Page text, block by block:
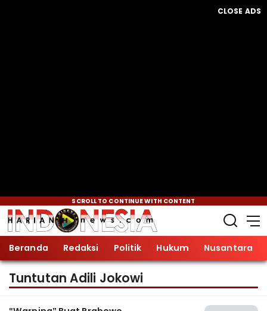
CLOSE ADS
SCROLL TO CONTINUE WITH CONTENT
Beranda Redaksi Politik Hukum Nusantara
Tuntutan Adili Jokowi